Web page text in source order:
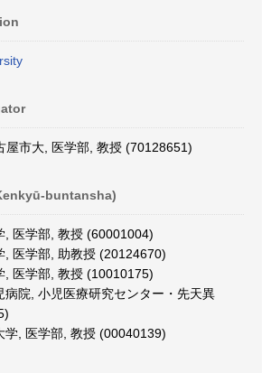
屋市大, 医学部, 教授 (70128651)
buntansha)
, 医学部, 教授 (60001004)
, 医学部, 助教授 (20124670)
, 医学部, 教授 (10010175)
病院, 小児医療研究センター・先天異
学, 医学部, 教授 (00040139)